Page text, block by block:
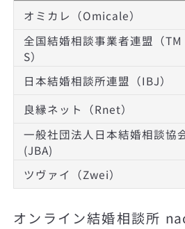
オミカレ（Omicale）
全国結婚相談事業者連盟（TM
S）
日本結婚相談所連盟（IBJ）
良縁ネット（Rnet）
一般社団法人日本結婚相談協
(JBA)
ツヴァイ（Zwei）
オンライン結婚相談所